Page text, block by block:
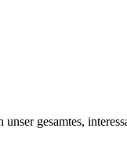
gesamtes,